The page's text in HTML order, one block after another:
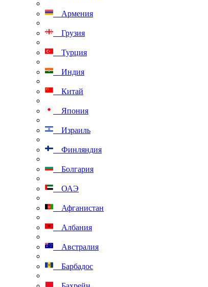
Армения
Грузия
Турция
Индия
Китай
Япония
Израиль
Финляндия
Болгария
ОАЭ
Афганистан
Албания
Австралия
Барбадос